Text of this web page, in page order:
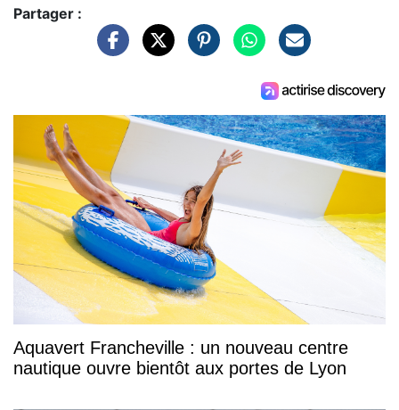
Partager :
Aquavert Francheville : un nouveau centre
nautique ouvre bientôt aux portes de Lyon